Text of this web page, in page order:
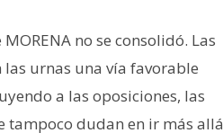
no se consolidó. Las
urnas una vía favorable
a las oposiciones, las
tampoco dudan en ir más allá